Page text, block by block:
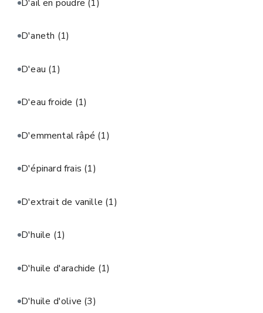
D'ail en poudre (1)
D'aneth (1)
D'eau (1)
D'eau froide (1)
D'emmental râpé (1)
D'épinard frais (1)
D'extrait de vanille (1)
D'huile (1)
D'huile d'arachide (1)
D'huile d'olive (3)